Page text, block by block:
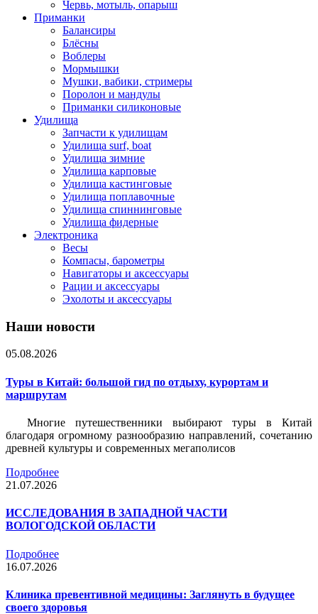
Червь, мотыль, опарыш
Приманки
Балансиры
Блёсны
Воблеры
Мормышки
Мушки, вабики, стримеры
Поролон и мандулы
Приманки силиконовые
Удилища
Запчасти к удилищам
Удилища surf, boat
Удилища зимние
Удилища карповые
Удилища кастинговые
Удилища поплавочные
Удилища спиннинговые
Удилища фидерные
Электроника
Весы
Компасы, барометры
Навигаторы и аксессуары
Рации и аксессуары
Эхолоты и аксессуары
Наши новости
05.08.2026
Туры в Китай: большой гид по отдыху, курортам и
маршрутам
Многие путешественники выбирают туры в Китай
благодаря огромному разнообразию направлений, сочетанию
древней культуры и современных мегаполисов
Подробнее
21.07.2026
ИССЛЕДОВАНИЯ В ЗАПАДНОЙ ЧАСТИ
ВОЛОГОДСКОЙ ОБЛАСТИ
Подробнее
16.07.2026
Клиника превентивной медицины: Заглянуть в будущее
своего здоровья